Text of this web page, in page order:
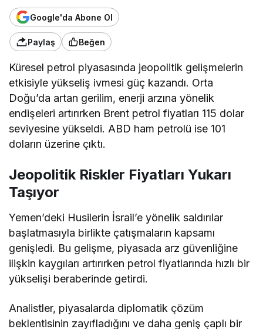
Google'da Abone Ol
Paylaş Beğen
Küresel petrol piyasasında jeopolitik gelişmelerin
etkisiyle yükseliş ivmesi güç kazandı. Orta
Doğu’da artan gerilim, enerji arzına yönelik
endişeleri artırırken Brent petrol fiyatları 115 dolar
seviyesine yükseldi. ABD ham petrolü ise 101
doların üzerine çıktı.
Jeopolitik Riskler Fiyatları Yukarı
Taşıyor
Yemen’deki Husilerin İsrail’e yönelik saldırılar
başlatmasıyla birlikte çatışmaların kapsamı
genişledi. Bu gelişme, piyasada arz güvenliğine
ilişkin kaygıları artırırken petrol fiyatlarında hızlı bir
yükselişi beraberinde getirdi.
Analistler, piyasalarda diplomatik çözüm
beklentisinin zayıfladığını ve daha geniş çaplı bir